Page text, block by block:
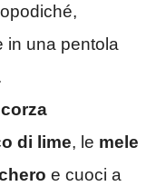
in una pentola
di lime, le mele
e cuoci a